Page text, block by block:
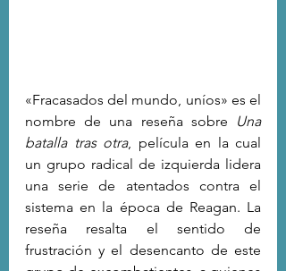
«Fracasados del mundo, uníos» es el
nombre de una reseña sobre
Una
batalla tras otra, película en la cual
un grupo radical de izquierda lidera
una serie de atentados contra el
sistema en la época de Reagan. La
reseña resalta el sentido de
frustración y el desencanto de este